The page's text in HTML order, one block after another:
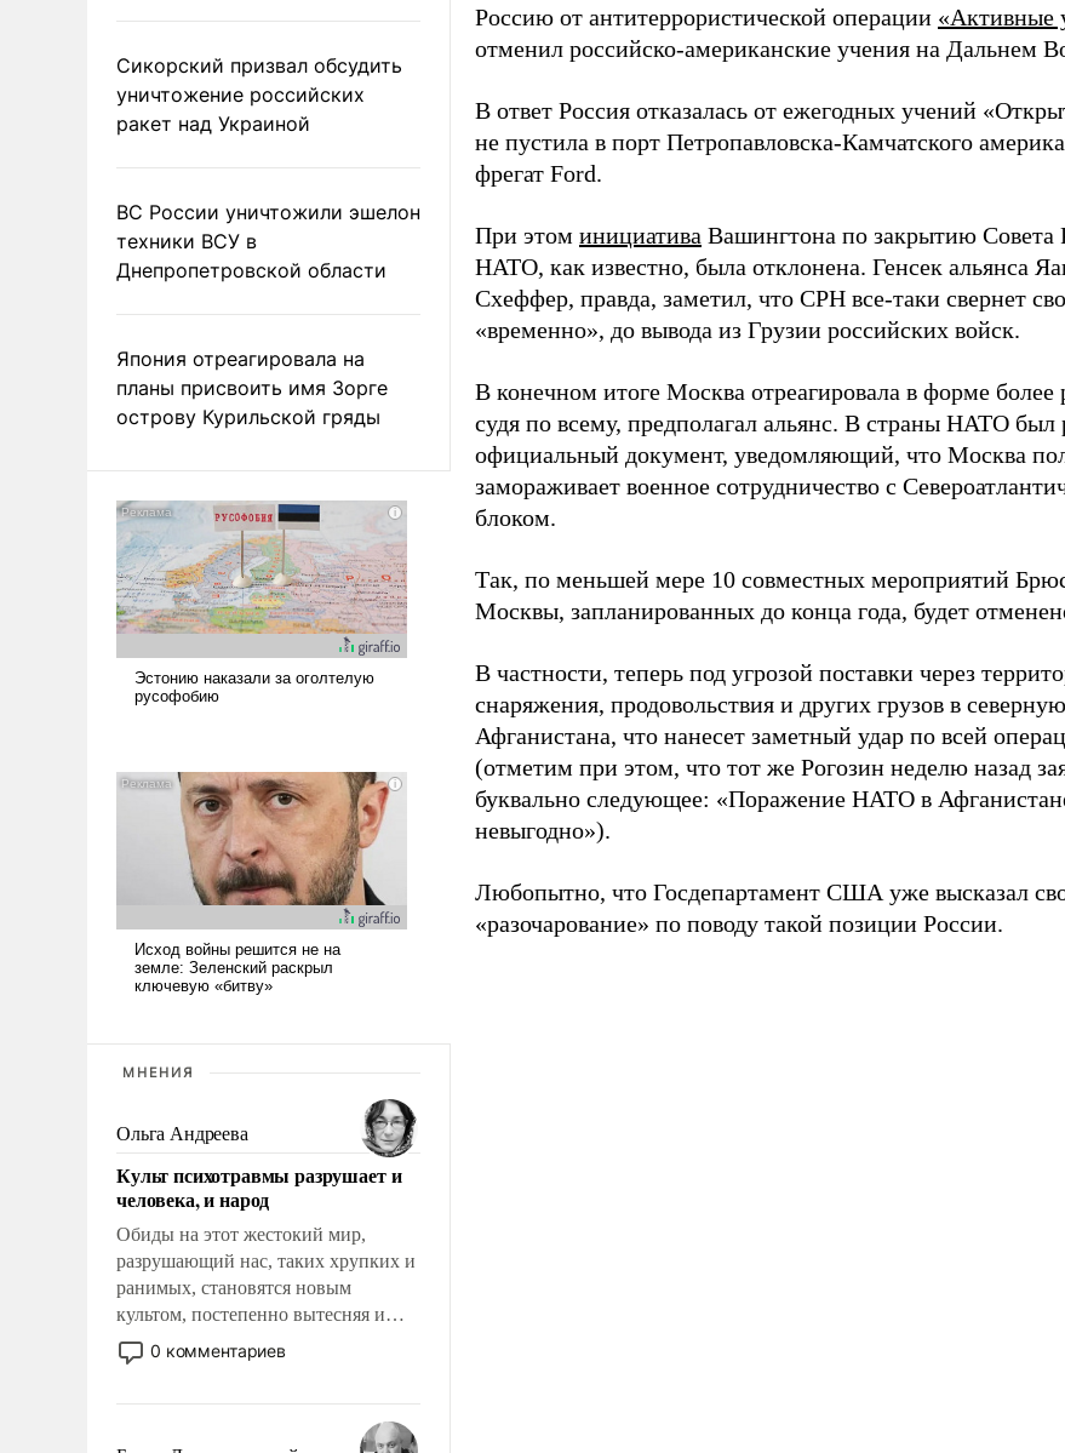
Сикорский призвал обсудить
уничтожение российских
ракет над Украиной
ВС России уничтожили эшелон
техники ВСУ в
Днепропетровской области
Япония отреагировала на
планы присвоить имя Зорге
острову Курильской гряды
МНЕНИЯ
Ольга Андреева
Культ психотравмы разрушает и
человека, и народ
Обиды на этот жестокий мир,
разрушающий нас, таких хрупких и
ранимых, становятся новым
культом, постепенно вытесняя и
отменяя традиционное требование к
человеку – быть мужественным и
на себя ответственность, помогать
слабым, идти вперед и
0 комментариев
Россию от антитеррористической операции «Активные
отменил российско-американские учения на Дальнем
В ответ Россия отказалась от ежегодных учений
не пустила в порт Петропавловска-Камчатского
фрегат Ford.
При этом инициатива Вашингтона по закрытию Совета
НАТО, как известно, была отклонена. Генсек альянса
Схеффер, правда, заметил, что СРН все-таки свернет
«временно», до вывода из Грузии российских войск.
В конечном итоге Москва отреагировала в форме более
судя по всему, предполагал альянс. В страны НАТО был
официальный документ, уведомляющий, что Москва
замораживает военное сотрудничество с
блоком.
Так, по меньшей мере 10 совместных мероприятий
Москвы, запланированных до конца года, будет
В частности, теперь под угрозой поставки через
снаряжения, продовольствия и других грузов в
Афганистана, что нанесет заметный удар по всей
(отметим при этом, что тот же Рогозин неделю назад
буквально следующее: «Поражение НАТО в
невыгодно»).
Любопытно, что Госдепартамент США уже высказал
«разочарование» по поводу такой позиции России.